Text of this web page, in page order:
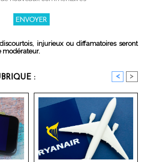
injurieux ou diffamatoires seront
modérateur.
: < >